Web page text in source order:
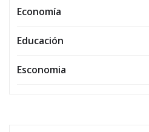
Economía
Educación
Esconomia